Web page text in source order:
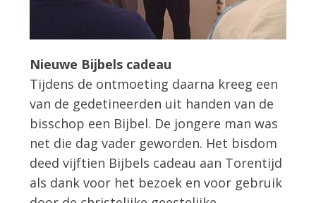
Nieuwe Bijbels cadeau
Tijdens de ontmoeting daarna kreeg een
van de gedetineerden uit handen van de
bisschop een Bijbel. De jongere man was
net die dag vader geworden. Het bisdom
deed vijftien Bijbels cadeau aan Torentijd
als dank voor het bezoek en voor gebruik